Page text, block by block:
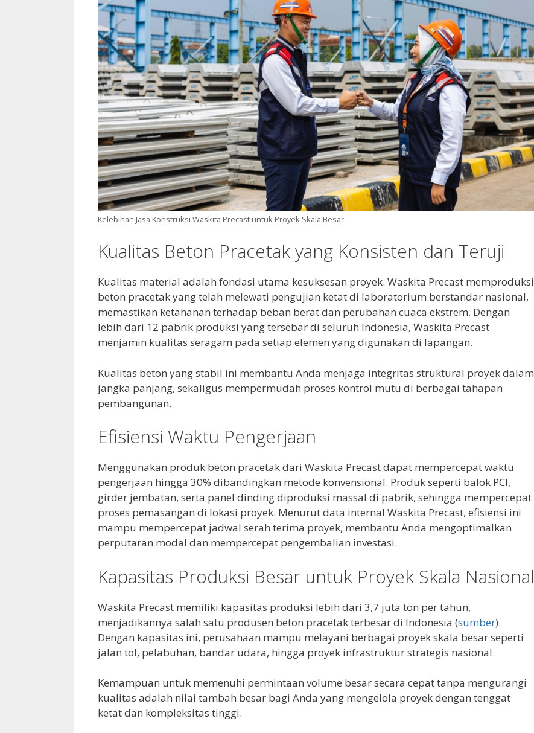
Kelebihan Jasa Konstruksi Waskita Precast untuk Proyek Skala Besar
Kualitas Beton Pracetak yang Konsisten dan Teruji
Kualitas material adalah fondasi utama kesuksesan proyek. Waskita Precast memproduksi
beton pracetak yang telah melewati pengujian ketat di laboratorium berstandar nasional,
memastikan ketahanan terhadap beban berat dan perubahan cuaca ekstrem. Dengan
lebih dari 12 pabrik produksi yang tersebar di seluruh Indonesia, Waskita Precast
menjamin kualitas seragam pada setiap elemen yang digunakan di lapangan.
Kualitas beton yang stabil ini membantu Anda menjaga integritas struktural proyek dalam
jangka panjang, sekaligus mempermudah proses kontrol mutu di berbagai tahapan
pembangunan.
Efisiensi Waktu Pengerjaan
Menggunakan produk beton pracetak dari Waskita Precast dapat mempercepat waktu
pengerjaan hingga 30% dibandingkan metode konvensional. Produk seperti balok PCI,
girder jembatan, serta panel dinding diproduksi massal di pabrik, sehingga mempercepat
proses pemasangan di lokasi proyek. Menurut data internal Waskita Precast, efisiensi ini
mampu mempercepat jadwal serah terima proyek, membantu Anda mengoptimalkan
perputaran modal dan mempercepat pengembalian investasi.
Kapasitas Produksi Besar untuk Proyek Skala Nasional
Waskita Precast memiliki kapasitas produksi lebih dari 3,7 juta ton per tahun,
menjadikannya salah satu produsen beton pracetak terbesar di Indonesia (sumber).
Dengan kapasitas ini, perusahaan mampu melayani berbagai proyek skala besar seperti
jalan tol, pelabuhan, bandar udara, hingga proyek infrastruktur strategis nasional.
Kemampuan untuk memenuhi permintaan volume besar secara cepat tanpa mengurangi
kualitas adalah nilai tambah besar bagi Anda yang mengelola proyek dengan tenggat
ketat dan kompleksitas tinggi.